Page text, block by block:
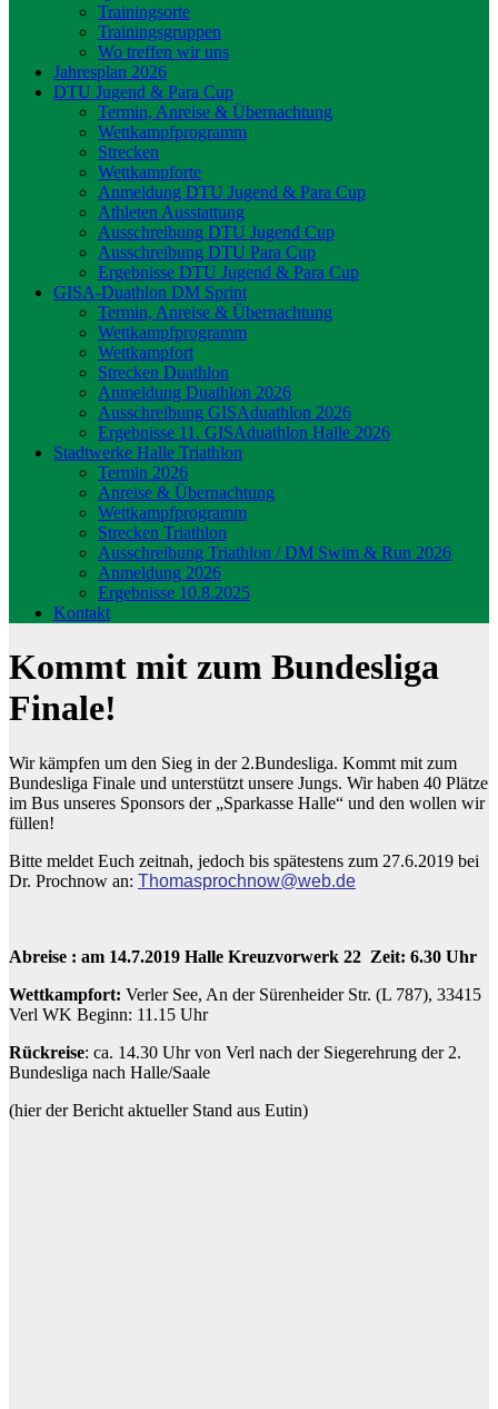
Trainingsorte
Trainingsgruppen
Wo treffen wir uns
Jahresplan 2026
DTU Jugend & Para Cup
Termin, Anreise & Übernachtung
Wettkampfprogramm
Strecken
Wettkampforte
Anmeldung DTU Jugend & Para Cup
Athleten Ausstattung
Ausschreibung DTU Jugend Cup
Ausschreibung DTU Para Cup
Ergebnisse DTU Jugend & Para Cup
GISA-Duathlon DM Sprint
Termin, Anreise & Übernachtung
Wettkampfprogramm
Wettkampfort
Strecken Duathlon
Anmeldung Duathlon 2026
Ausschreibung GISAduathlon 2026
Ergebnisse 11. GISAduathlon Halle 2026
Stadtwerke Halle Triathlon
Termin 2026
Anreise & Übernachtung
Wettkampfprogramm
Strecken Triathlon
Ausschreibung Triathlon / DM Swim & Run 2026
Anmeldung 2026
Ergebnisse 10.8.2025
Kontakt
Kommt mit zum Bundesliga
Finale!
Wir kämpfen um den Sieg in der 2.Bundesliga. Kommt mit zum
Bundesliga Finale und unterstützt unsere Jungs. Wir haben 40 Plätze
im Bus unseres Sponsors der „Sparkasse Halle“ und den wollen wir
füllen!
Bitte meldet Euch zeitnah, jedoch bis spätestens zum 27.6.2019 bei
Dr. Prochnow an: Thomasprochnow@web.de
Abreise : am 14.7.2019 Halle Kreuzvorwerk 22 Zeit: 6.30 Uhr
Wettkampfort: Verler See, An der Sürenheider Str. (L 787), 33415
Verl WK Beginn: 11.15 Uhr
Rückreise: ca. 14.30 Uhr von Verl nach der Siegerehrung der 2.
Bundesliga nach Halle/Saale
(hier der Bericht aktueller Stand aus Eutin)